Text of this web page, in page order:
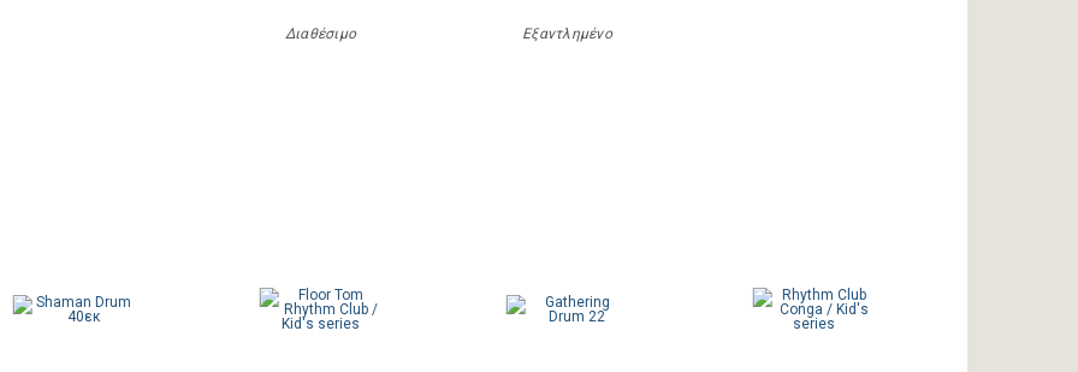
Διαθέσιμο Εξαντλημένο